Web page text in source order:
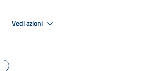
Vedi azioni